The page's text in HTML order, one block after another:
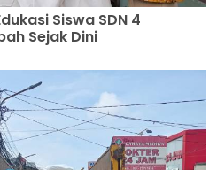
Siswa SDN 4
Sejak Dini